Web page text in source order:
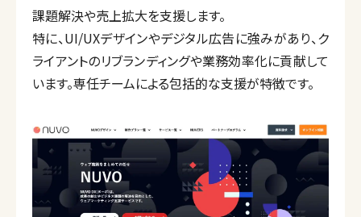
課題解決や売上拡大を支援します。
特に、UI/UXデザインやデジタル広告に強みがあり、ク
ライアントのリブランディングや業務効率化に貢献して
います。専任チームによる包括的な支援が特徴です。